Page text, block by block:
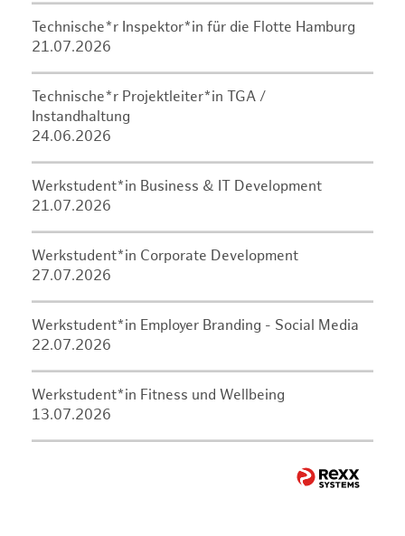
Technische*r Inspektor*in für die Flotte Hamburg
21.07.2026
Technische*r Projektleiter*in TGA /
Instandhaltung
24.06.2026
Werkstudent*in Business & IT Development
21.07.2026
Werkstudent*in Corporate Development
27.07.2026
Werkstudent*in Employer Branding - Social Media
22.07.2026
Werkstudent*in Fitness und Wellbeing
13.07.2026